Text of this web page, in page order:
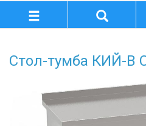
Стол-тумба КИЙ-В